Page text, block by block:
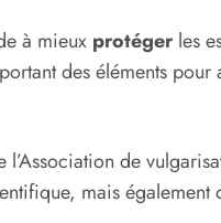
à mieux protéger les
des éléments
de
mais également